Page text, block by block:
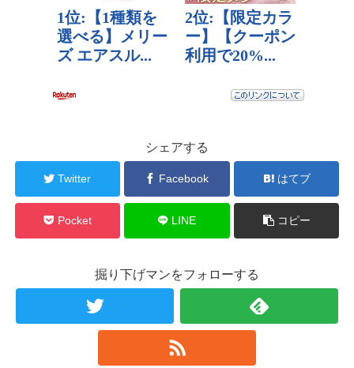
シェアする
Twitter Facebook はてブ
Pocket LINE コピー
掘り下げマンをフォローする